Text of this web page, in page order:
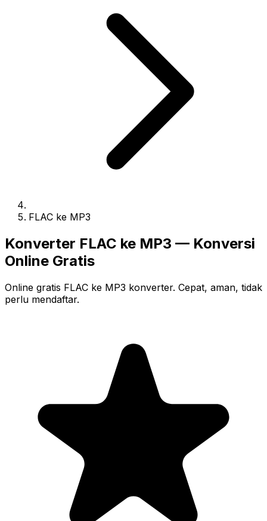
FLAC ke MP3
Konverter FLAC ke MP3 — Konversi
Online Gratis
Online gratis FLAC ke MP3 konverter. Cepat, aman, tidak
perlu mendaftar.